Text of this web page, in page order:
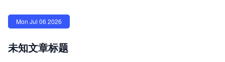
Mon Jul 06 2026
未知文章标题